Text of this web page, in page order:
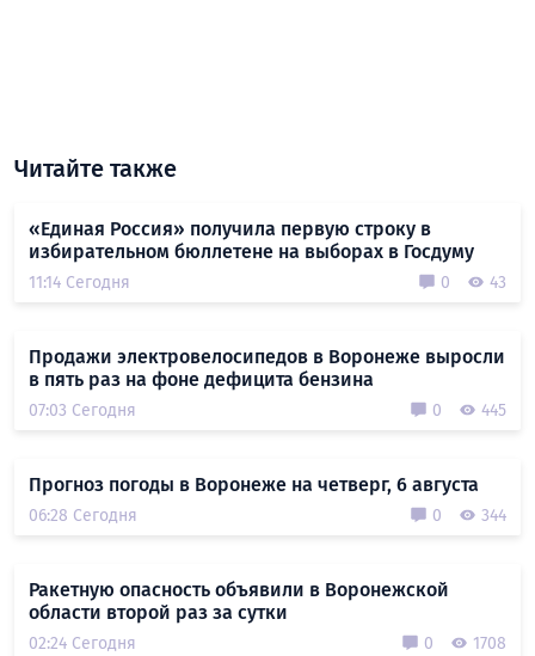
Читайте также
«Единая Россия» получила первую строку в
избирательном бюллетене на выборах в Госдуму
11:14 Сегодня 0 43
Продажи электровелосипедов в Воронеже выросли
в пять раз на фоне дефицита бензина
07:03 Сегодня 0 445
Прогноз погоды в Воронеже на четверг, 6 августа
06:28 Сегодня 0 344
Ракетную опасность объявили в Воронежской
области второй раз за сутки
02:24 Сегодня 0 1708